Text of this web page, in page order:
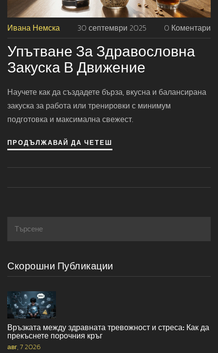
Ивана Немска 30 септември 2025 0 Коментари
Упътване За Здравословна
Закуска В Движение
Научете как да създадете бърза, вкусна и балансирана
закуска за работа или тренировки с минимум
подготовка и максимална свежест.
ПРОДЪЛЖАВАЙ ДА ЧЕТЕШ
Скорошни Публикации
Връзката между здравната тревожност и стреса: Как да
прекъснете порочния кръг
авг, 7 2026